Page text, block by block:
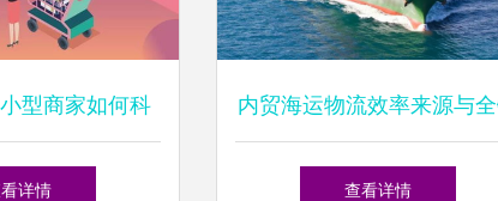
型商家如何科
——破解价格、
详情
内贸海运物流效率来源与
条服务解析
查看详情